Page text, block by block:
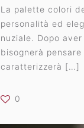
La palette colori
personalità ed
nuziale. Dopo
bisognerà
caratterizzerà […]
0